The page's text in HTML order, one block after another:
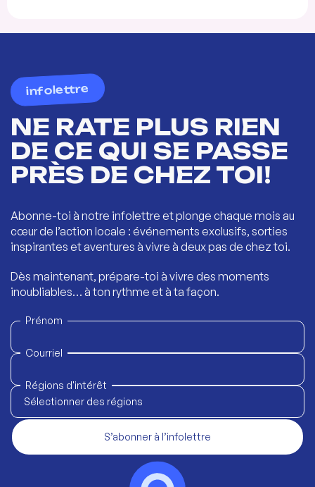
infolettre
NE RATE PLUS RIEN
DE CE QUI SE PASSE
PRÈS DE CHEZ TOI!
Abonne-toi à notre infolettre et plonge chaque mois au
cœur de l’action locale : événements exclusifs, sorties
inspirantes et aventures à vivre à deux pas de chez toi.
Dès maintenant, prépare-toi à vivre des moments
inoubliables… à ton rythme et à ta façon.
Prénom
Courriel
Régions d'intérêt
Sélectionner des régions
S’abonner à l’infolettre